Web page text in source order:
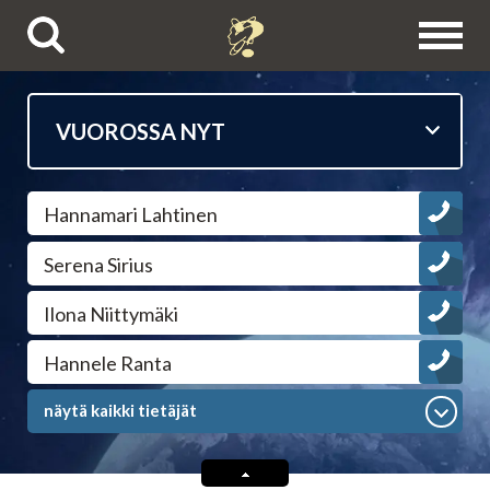
Puhelinpalvelut
Tietäjien esittelyt
Astrologit
Ennustajat
Selvänäkijät
Hannamari Lahtinen
Serena Sirius
Ilona Niittymäki
Hannele Ranta
näytä kaikki tietäjät